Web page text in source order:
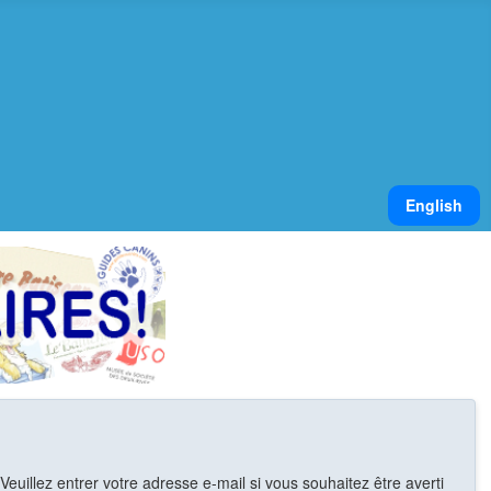
Sélectionnez
English
entrer votre adresse e-mail si vous souhaitez être averti